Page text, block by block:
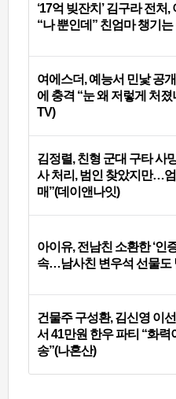
‘17억 빚잔치’ 김구라 전처
“나 뿐인데” 친엄마 챙기는
여에스더, 예능서 민낯 공
에 충격 “눈 왜 저렇게 처졌
TV)
김정렬, 친형 군대 구타 사
사 처리, 범인 찾았지만…엄
매”(데이앤나잇)
아이유, 전남친 소환한 ‘인
속…남사친 변우석 선물도
건물주 구성환, 김신영 이
서 41만원 한우 파티 “화력
송”(나혼산)